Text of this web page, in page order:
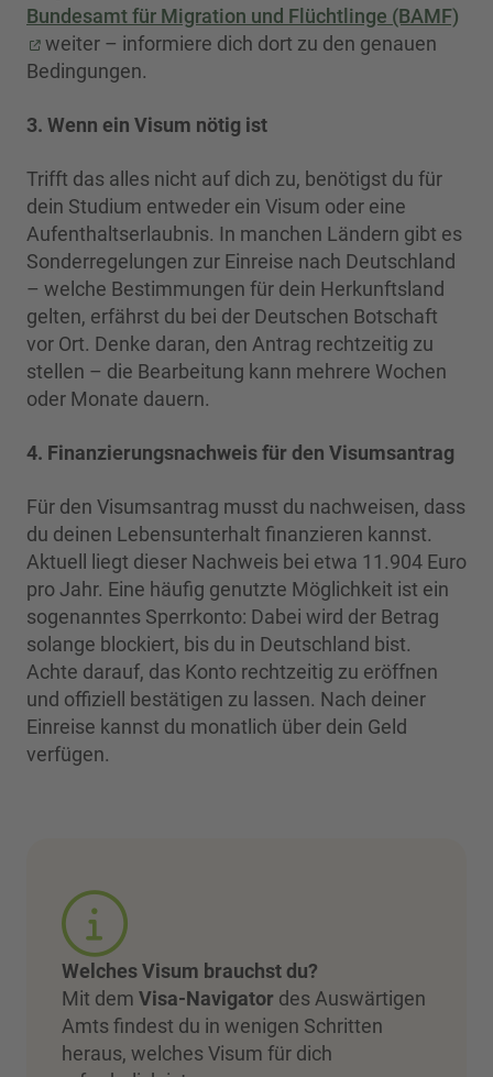
Bundesamt für Migration und Flüchtlinge (BAMF)
weiter – informiere dich dort zu den genauen
Bedingungen.
3. Wenn ein Visum nötig ist
Trifft das alles nicht auf dich zu, benötigst du für
dein Studium entweder ein Visum oder eine
Aufenthaltserlaubnis. In manchen Ländern gibt es
Sonderregelungen zur Einreise nach Deutschland
– welche Bestimmungen für dein Herkunftsland
gelten, erfährst du bei der Deutschen Botschaft
vor Ort. Denke daran, den Antrag rechtzeitig zu
stellen – die Bearbeitung kann mehrere Wochen
oder Monate dauern.
4. Finanzierungsnachweis für den Visumsantrag
Für den Visumsantrag musst du nachweisen, dass
du deinen Lebensunterhalt finanzieren kannst.
Aktuell liegt dieser Nachweis bei etwa 11.904 Euro
pro Jahr. Eine häufig genutzte Möglichkeit ist ein
sogenanntes Sperrkonto: Dabei wird der Betrag
solange blockiert, bis du in Deutschland bist.
Achte darauf, das Konto rechtzeitig zu eröffnen
und offiziell bestätigen zu lassen. Nach deiner
Einreise kannst du monatlich über dein Geld
verfügen.
Welches Visum brauchst du?
Mit dem Visa-Navigator des Auswärtigen
Amts findest du in wenigen Schritten
heraus, welches Visum für dich